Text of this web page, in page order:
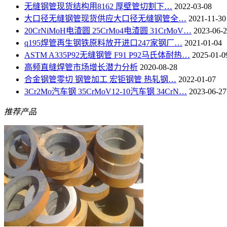
无缝钢管现货结构用8162 厚壁管切割下… 2022-03-08
大口径无缝钢管现货供应大口径无缝钢管全… 2021-11-30
20CrNiMoH电渣圆 25CrMo4电渣圆 31CrMoV… 2023-06-
q195焊管再生钢铁原料放开进口247家钢厂… 2021-01-04
ASTM A335P92无缝钢管 F91 P92马氏体耐热… 2025-01-
高频直缝焊管市场增长潜力分析 2020-08-28
合金钢管零切 钢管加工 宏钜钢管 热轧钢… 2022-01-07
3Cr2Mo汽车钢 35CrMoV12-10汽车钢 34CrN… 2023-06-27
推荐产品